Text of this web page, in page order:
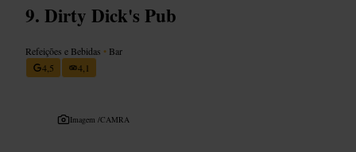
Dirty Dick's Pub
Refeições e Bebidas • Bar
4,5
4,1
Imagem /CAMRA